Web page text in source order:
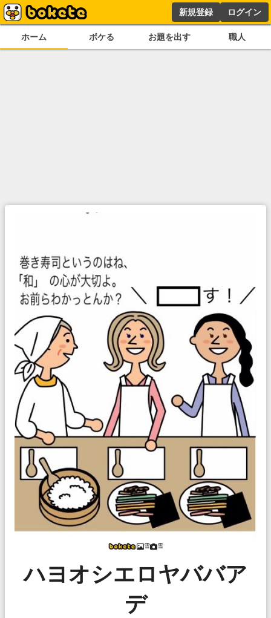
新規登録 ログイン
ホーム ボケる お題を出す 職人
雪 雪
ハヨオシエロヤババア
デ